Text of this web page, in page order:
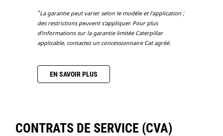
*La garantie peut varier selon le modèle et l'application ;
des restrictions peuvent s'appliquer. Pour plus
d’informations sur la garantie limitée Caterpillar
applicable, contactez un concessionnaire Cat agréé.
EN SAVOIR PLUS
CONTRATS DE SERVICE (CVA)